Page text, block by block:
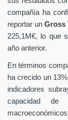
compañía ha
reportar unGross
225,1M€, lo que
año anterior.
En términos
ha crecido un 13%
indicadores
capacidad de